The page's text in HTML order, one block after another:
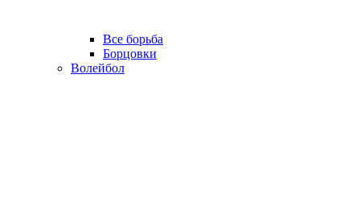
Все борьба
Борцовки
Волейбол